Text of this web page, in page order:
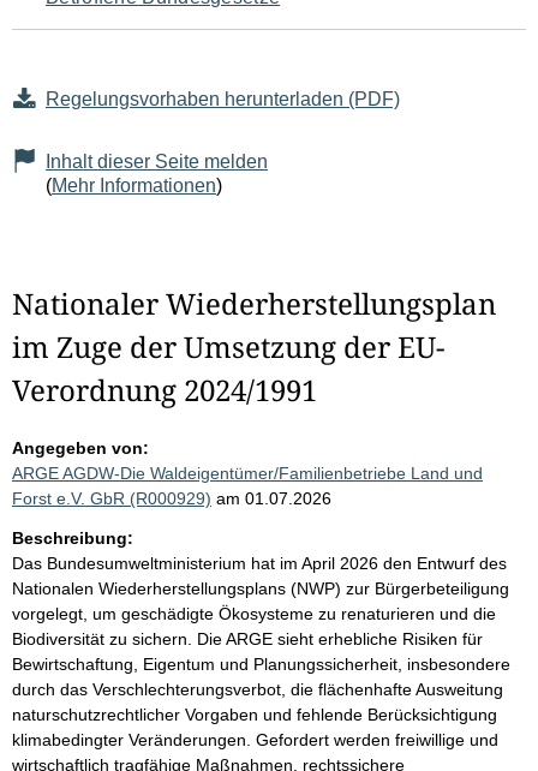
Regelungsvorhaben herunterladen (PDF)
Inhalt dieser Seite melden
(Mehr Informationen)
Nationaler Wiederherstellungsplan
im Zuge der Umsetzung der EU-
Verordnung 2024/1991
Angegeben von:
ARGE AGDW-Die Waldeigentümer/Familienbetriebe Land und
Forst e.V. GbR (R000929) am 01.07.2026
Beschreibung:
Das Bundesumweltministerium hat im April 2026 den Entwurf des
Nationalen Wiederherstellungsplans (NWP) zur Bürgerbeteiligung
vorgelegt, um geschädigte Ökosysteme zu renaturieren und die
Biodiversität zu sichern. Die ARGE sieht erhebliche Risiken für
Bewirtschaftung, Eigentum und Planungssicherheit, insbesondere
durch das Verschlechterungsverbot, die flächenhafte Ausweitung
naturschutzrechtlicher Vorgaben und fehlende Berücksichtigung
klimabedingter Veränderungen. Gefordert werden freiwillige und
wirtschaftlich tragfähige Maßnahmen, rechtssichere